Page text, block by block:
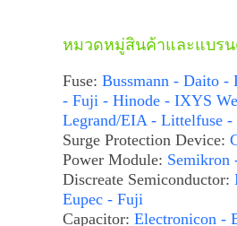
หมวดหมู่สินค้าและแบร
Fuse: Bussmann - Daito -
- Fuji - Hinode - IXYS
Legrand/EIA - Littelfuse -
Surge Protection Device:
Power Module: Semikron
Discreate Semiconductor:
Eupec - Fuji
Capacitor: Electronicon -